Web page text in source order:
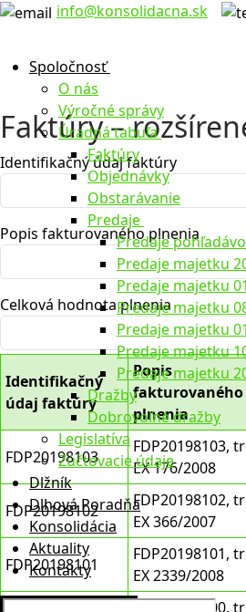
Preskočiť
Menu
Zavrieť info@konsolidacna.sk
Spoločnosť
O nás
Výročné správy
Úradná tabuľa
Faktúry
Objednávky
Obstarávanie
Predaje
Predaje
Predaje majetku
Predaje majetku
Predaje majetku
Predaje majetku
Predaje majetku
Predaje majetku
Dražby
Dobrovoľné dražby
Legislatíva
Zúčtovacie údaje
Dlžník
Dlhová Poradňa
Konsolidácia
Aktuality
Kontakty
Faktúry –
Identifikačný údaj faktúry
Popis fakturovaného plnenia
Celková hodnota plnenia
Identifikačný
údaj faktúry
Popis
fakturovaného
plnenia
FDP20198103
FDP20198103,
EX 176/2008
FDP20198102
FDP20198102,
EX 366/2007
FDP20198101
FDP20198101,
EX 2339/2008
FDP20198100,